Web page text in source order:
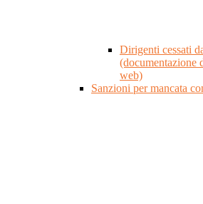
Dirigenti cessati
(documentazione
web)
Sanzioni per mancata